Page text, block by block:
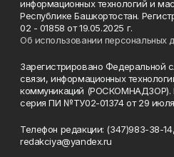
информационных технологий и
Республике Башкортостан.
02 - 01858 от 19.05.2025 г.
Об использовании персональных
Зарегистрировано Федеральной
связи, информационных
коммуникаций (РОСКОМНАДЗОР).
серия ПИ №ТУ02-01374 от 29 июля
Телефон редакции: (347)983-38-
redakciya@yandex.ru